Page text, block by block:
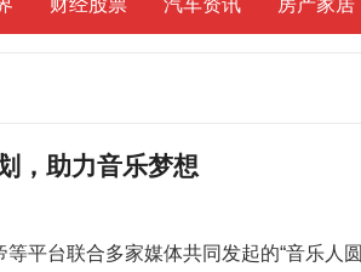
财经股票 汽车资讯 房产家居
，助力音乐梦想
平台联合多家媒体共同发起的“音乐人圆